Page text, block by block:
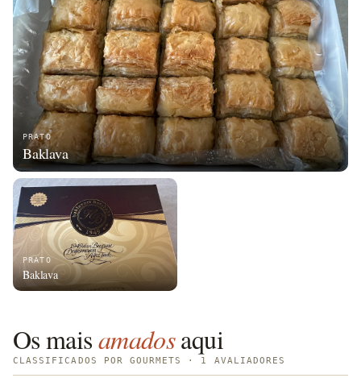
PRATO
Baklava
PRATO
Baklava
Os maisamadosaqui
CLASSIFICADOS POR GOURMETS · 1 AVALIADORES